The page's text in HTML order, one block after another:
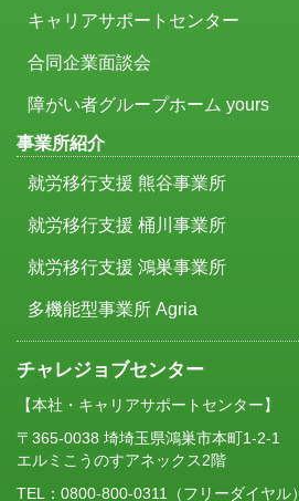
キャリアサポートセンター
合同企業面談会
障がい者グループホーム yours
事業所紹介
就労移行支援 熊谷事業所
就労移行支援 桶川事業所
就労移行支援 鴻巣事業所
多機能型事業所 Agria
チャレジョブセンター
【本社・キャリアサポートセンター】
〒365-0038 埼埼玉県鴻巣市本町1-2-1
エルミこうのすアネックス2階
TEL： 0800-800-0311 （フリーダイヤル）